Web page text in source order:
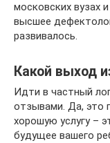
московских вузах
высшее
развивалось.
Какой выход
Идти в частный
отзывами. Да, это
хорошую услугу –
будущее вашего